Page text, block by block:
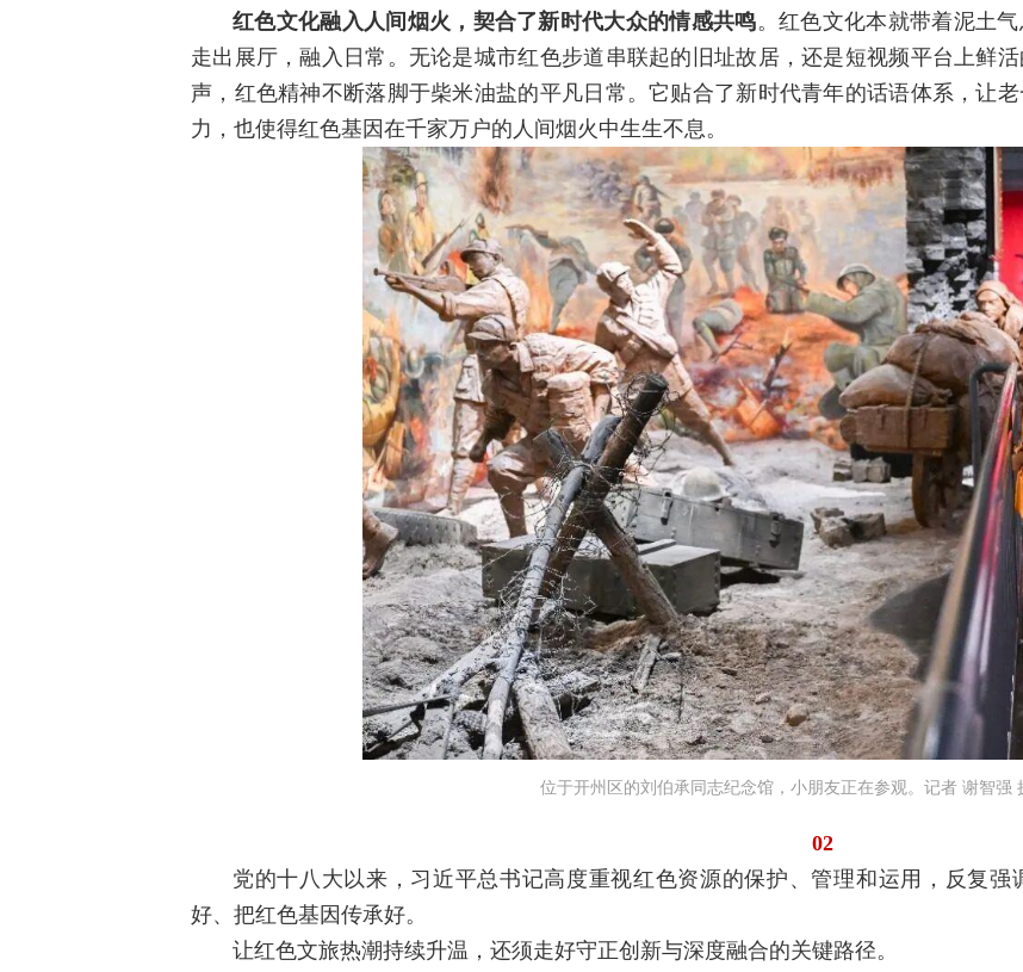
红色文化融入人间烟火，契合了新时代大众的情感共鸣。红色文化本就带着泥土
走出展厅，融入日常。无论是城市红色步道串联起的旧址故居，还是短视频平台上鲜
声，红色精神不断落脚于柴米油盐的平凡日常。它贴合了新时代青年的话语体系，让
力，也使得红色基因在千家万户的人间烟火中生生不息。
位于开州区的刘伯承同志纪念馆，小朋友正在参观。记者 谢智强
02
党的十八大以来，习近平总书记高度重视红色资源的保护、管理和运用，反复
好、把红色基因传承好。
让红色文旅热潮持续升温，还须走好守正创新与深度融合的关键路径。